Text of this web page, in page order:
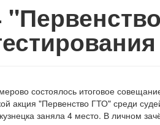
состоялось итоговое
акция "Первенство ГТО" среди
заняла 4 место. В личном